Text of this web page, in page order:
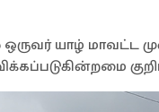
ஒருவர் யாழ்